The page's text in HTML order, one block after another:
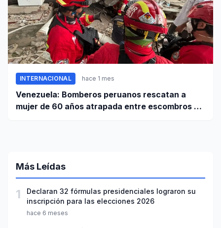
INTERNACIONAL hace 1 mes
Venezuela: Bomberos peruanos rescatan a
mujer de 60 años atrapada entre escombros de
Más Leídas
1
Declaran 32 fórmulas presidenciales lograron su
inscripción para las elecciones 2026
hace 6 meses